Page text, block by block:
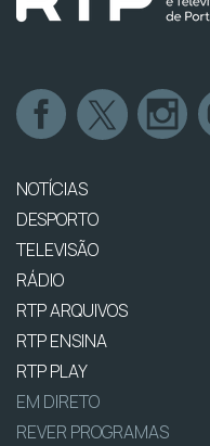
NOTÍCIAS
DESPORTO
TELEVISÃO
RÁDIO
RTP ARQUIVOS
RTP ENSINA
RTP PLAY
EM DIRETO
REVER PROGRAMAS